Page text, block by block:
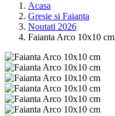
Acasa
Gresie si Faianta
Noutati 2026
Faianta Arco 10x10 cm